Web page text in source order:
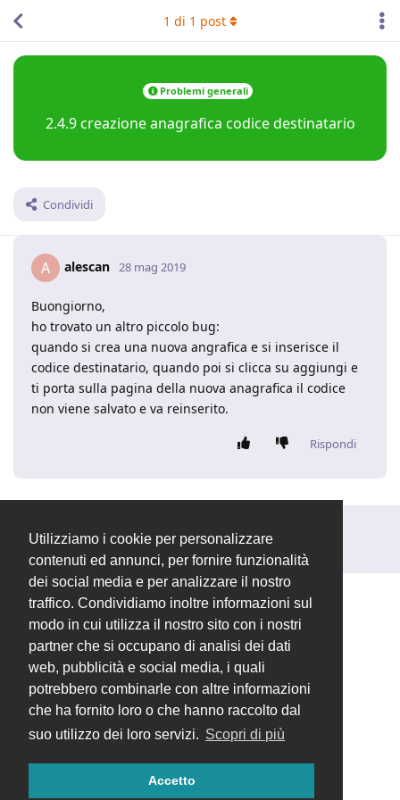
Utilizziamo i cookie per personalizzare
contenuti ed annunci, per fornire funzionalità
dei social media e per analizzare il nostro
traffico. Condividiamo inoltre informazioni sul
modo in cui utilizza il nostro sito con i nostri
partner che si occupano di analisi dei dati
web, pubblicità e social media, i quali
potrebbero combinarle con altre informazioni
che ha fornito loro o che hanno raccolto dal
suo utilizzo dei loro servizi. Scopri di più
Accetto
Problemi generali
2.4.9 creazione anagrafica codice destinatario
Condividi
1 di 1 post
A alescan 28 mag 2019
Buongiorno,
ho trovato un altro piccolo bug:
quando si crea una nuova angrafica e si inserisce il
codice destinatario, quando poi si clicca su aggiungi e
ti porta sulla pagina della nuova anagrafica il codice
non viene salvato e va reinserito.
Rispondi
Rispondi alla discussione...